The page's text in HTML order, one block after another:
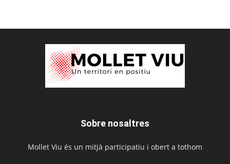
Sobre nosaltres
Mollet Viu és un mitjà participatiu i obert a tothom